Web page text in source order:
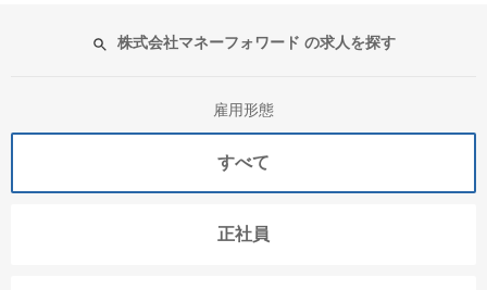
株式会社マネーフォワード の求人を探す
雇用形態
すべて
正社員